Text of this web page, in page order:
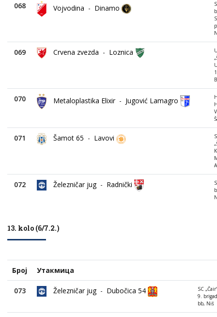
068 Vojvodina - Dinamo
069 Crvena zvezda - Loznica
070 Metaloplastika Elixir - Jugović Lamagro
071 Šamot 65 - Lavovi
072 Železničar jug - Radnički
13. kolo (6/7.2.)
Број Утакмица
073 Železničar jug - Dubočica 54
SC
9.
bb, Niš